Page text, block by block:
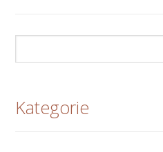
Kategorie